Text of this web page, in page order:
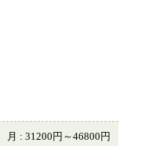
月 : 31200円～46800円